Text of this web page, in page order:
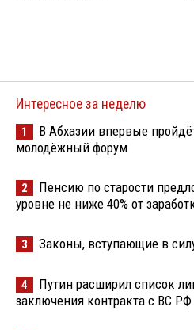
Интересное за неделю
1
В Абхазии впервые
молодёжный форум
2
Пенсию по старости
уровне не ниже 40% от
3 Законы, вступающие в
4
Путин расширил список
заключения контракта с ВС РФ